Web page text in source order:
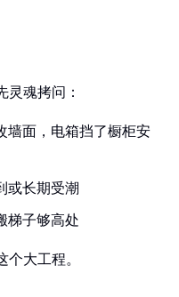
灵魂拷问：
墙面，电箱挡了橱柜安
或长期受潮
梯子够高处
大工程。